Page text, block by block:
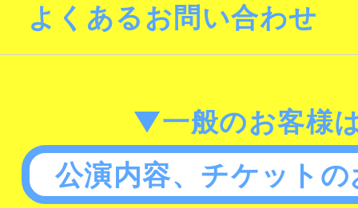
よくあるお問い合わせ
▼一般のお客様
公演内容、チケット